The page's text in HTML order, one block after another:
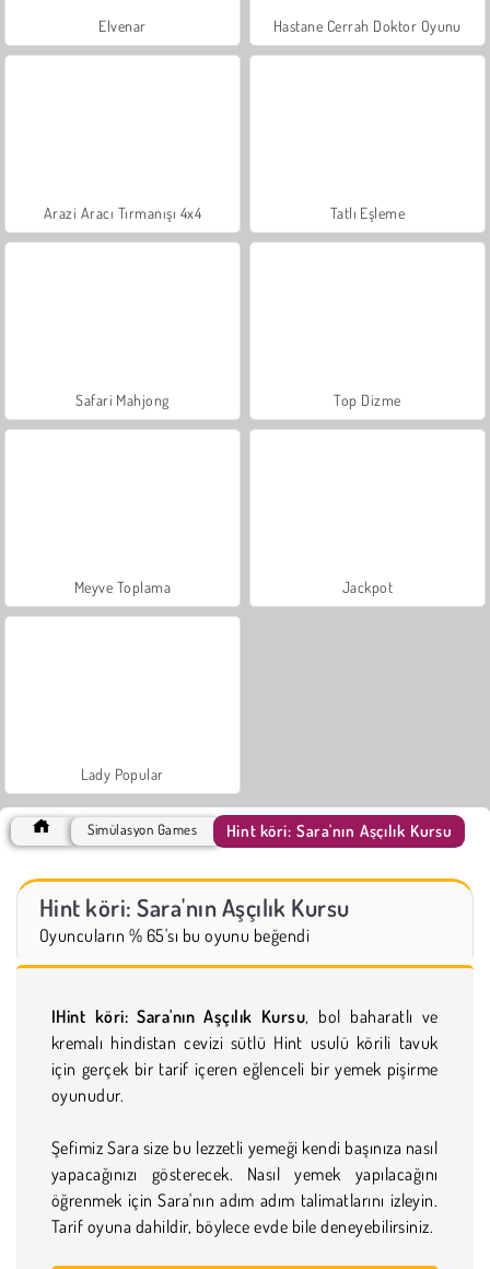
Elvenar Hastane Cerrah Doktor Oyunu
Arazi Aracı Tırmanışı 4x4 Tatlı Eşleme
Safari Mahjong Top Dizme
Meyve Toplama Jackpot
Lady Popular
Simülasyon Games Hint köri: Sara'nın Aşçılık Kursu
Hint köri: Sara'nın Aşçılık Kursu
Oyuncuların % 65'sı bu oyunu beğendi
IHint köri: Sara'nın Aşçılık Kursu, bol baharatlı ve
kremalı hindistan cevizi sütlü Hint usulü körili tavuk
için gerçek bir tarif içeren eğlenceli bir yemek pişirme
oyunudur.
Şefimiz Sara size bu lezzetli yemeği kendi başınıza nasıl
yapacağınızı gösterecek. Nasıl yemek yapılacağını
öğrenmek için Sara'nın adım adım talimatlarını izleyin.
Tarif oyuna dahildir, böylece evde bile deneyebilirsiniz.